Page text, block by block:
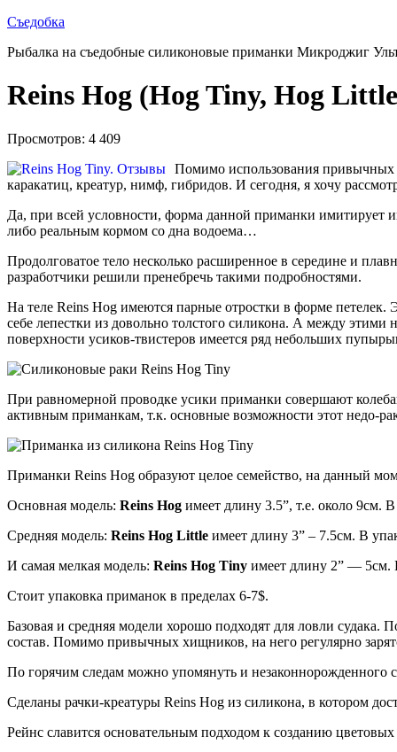
Съедобка
Рыбалка на съедобные силиконовые приманки Микроджиг
Reins Hog (Hog Tiny, Hog
Просмотров: 4 409
Помимо использования привычных
каракатиц, креатур, нимф, гибридов. И сегодня, я хочу
Да, при всей условности, форма данной приманки имитирует
либо реальным кормом со дна водоема…
Продолговатое тело несколько расширенное в середине и
разработчики решили пренебречь такими подробностями.
На теле Reins Hog имеются парные отростки в форме петелек.
себе лепестки из довольно толстого силикона. А между
поверхности усиков-твистеров имеется ряд небольших
При равномерной проводке усики приманки совершают
активным приманкам, т.к. основные возможности этот недо-
Приманки Reins Hog образуют целое семейство, на данный
Основная модель: Reins Hog имеет длину 3.5”, т.е. около 9см.
Средняя модель: Reins Hog Little имеет длину 3” – 7.5см. В
И самая мелкая модель: Reins Hog Tiny имеет длину 2” — 5см.
Стоит упаковка приманок в пределах 6-7$.
Базовая и средняя модели хорошо подходят для ловли
состав. Помимо привычных хищников, на него регулярно
По горячим следам можно упомянуть и
Сделаны рачки-креатуры Reins Hog из силикона, в котором
Рейнс славится основательным подходом к созданию